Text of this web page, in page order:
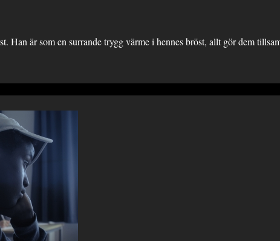
Han är som en surrande trygg värme i hennes bröst, allt gör dem